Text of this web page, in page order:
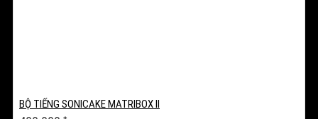
BỘ TIẾNG SONICAKE MATRIBOX II